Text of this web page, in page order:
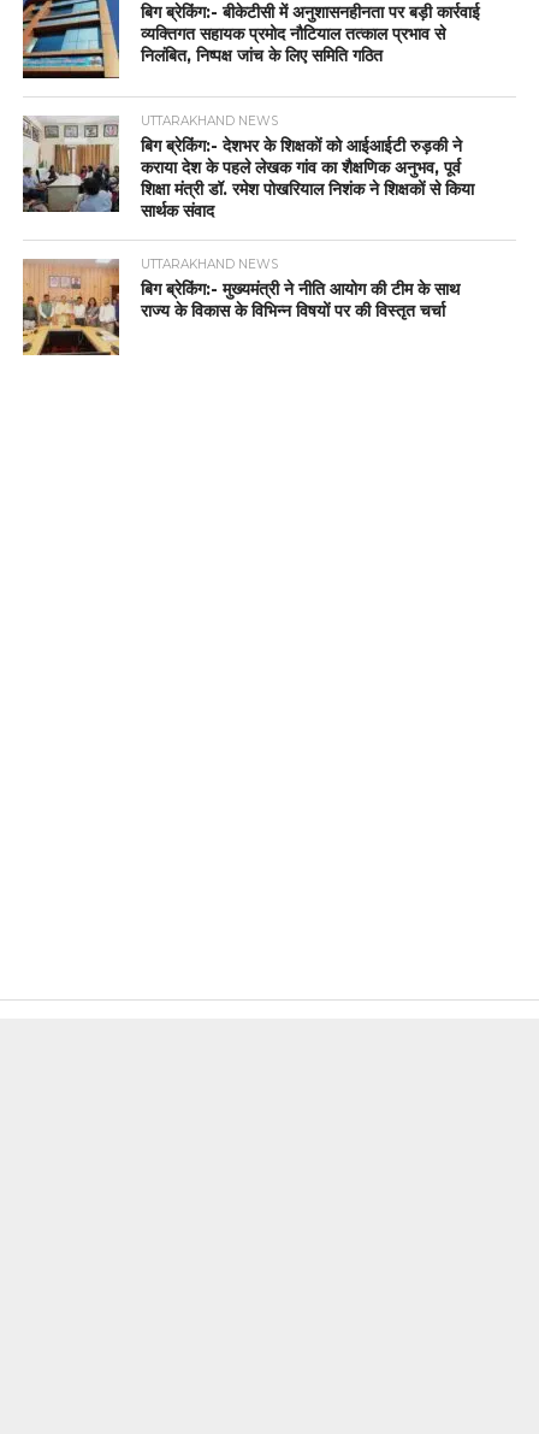
बिग ब्रेकिंग:- बीकेटीसी में अनुशासनहीनता पर बड़ी कार्रवाई
व्यक्तिगत सहायक प्रमोद नौटियाल तत्काल प्रभाव से
निलंबित, निष्पक्ष जांच के लिए समिति गठित
UTTARAKHAND NEWS
बिग ब्रेकिंग:- देशभर के शिक्षकों को आईआईटी रुड़की ने
कराया देश के पहले लेखक गांव का शैक्षणिक अनुभव, पूर्व
शिक्षा मंत्री डॉ. रमेश पोखरियाल निशंक ने शिक्षकों से किया
सार्थक संवाद
UTTARAKHAND NEWS
बिग ब्रेकिंग:- मुख्यमंत्री ने नीति आयोग की टीम के साथ
राज्य के विकास के विभिन्न विषयों पर की विस्तृत चर्चा